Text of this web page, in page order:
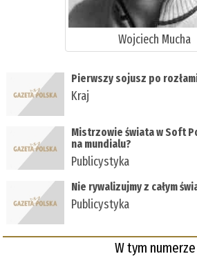
Wojciech Mucha
Pierwszy sojusz po
Kraj
Mistrzowie świata w Soft
na mundialu?
Publicystyka
Nie rywalizujmy z całym
Publicystyka
W tym numerze